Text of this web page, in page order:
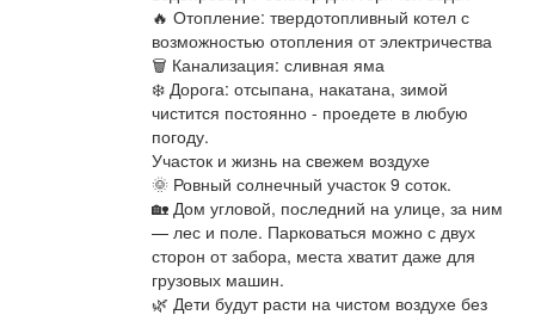
🔥 Отопление: твердотопливный котел с
возможностью отопления от электричества
🗑 Канализация: сливная яма
❄️ Дорога: отсыпана, накатана, зимой
чистится постоянно - проедете в любую
погоду.
Участок и жизнь на свежем воздухе
🌞 Ровный солнечный участок 9 соток.
🏡 Дом угловой, последний на улице, за ним
— лес и поле. Парковаться можно с двух
сторон от забора, места хватит даже для
грузовых машин.
🌿 Дети будут расти на чистом воздухе без